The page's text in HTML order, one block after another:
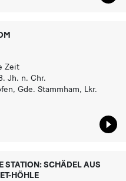
Zeit
Jh. n. Chr.
Gde. Stammham, Lkr.
STATION: SCHÄDEL AUS
HÖHLE